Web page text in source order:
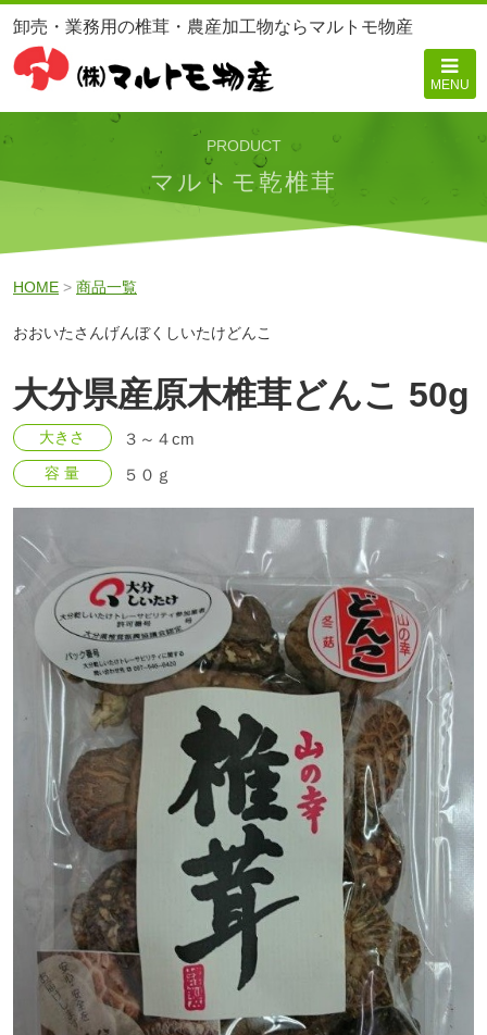
卸売・業務用の椎茸・農産加工物ならマルトモ物産
MENU
PRODUCT
マルトモ乾椎茸
HOME > 商品一覧
おおいたさんげんぼくしいたけどんこ
大分県産原木椎茸どんこ 50g
大きさ ３～４cm
容 量 ５０ｇ